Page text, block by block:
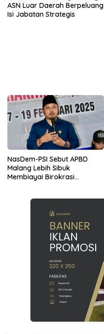
ASN Luar Daerah Berpeluang
Isi Jabatan Strategis
NasDem-PSI Sebut APBD
Malang Lebih Sibuk
Membiayai Birokrasi